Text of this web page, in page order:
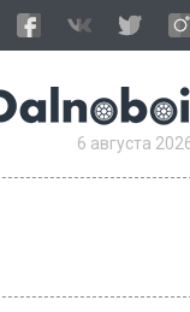
6 августа